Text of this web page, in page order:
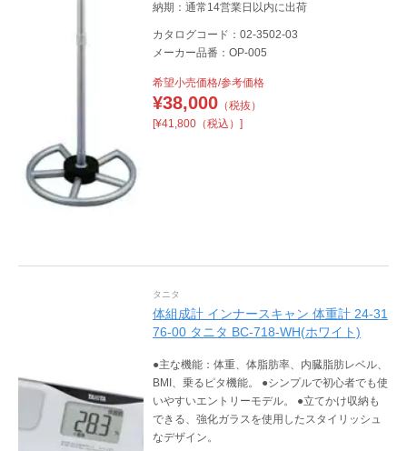
納期：通常14営業日以内に出荷
カタログコード：02-3502-03
メーカー品番：OP-005
希望小売価格/参考価格
¥38,000（税抜）
[¥41,800（税込）]
タニタ
体組成計 インナースキャン 体重計 24-31
76-00 タニタ BC-718-WH(ホワイト)
●主な機能：体重、体脂肪率、内臓脂肪レベル、
BMI、乗るピタ機能。 ●シンプルで初心者でも使
いやすいエントリーモデル。 ●立てかけ収納も
できる、強化ガラスを使用したスタイリッシュ
なデザイン。